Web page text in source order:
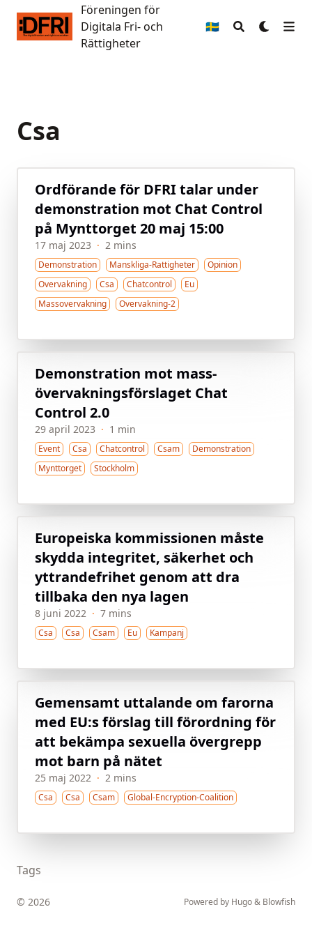
Föreningen för Digitala Fri- och Rättigheter
Föreningen för
Digitala Fri- och
Rättigheter
🇸🇪
Csa
Ordförande för DFRI talar under
demonstration mot Chat Control
på Mynttorget 20 maj 15:00
17 maj 2023 · 2 mins
Demonstration Manskliga-Rattigheter
Opinion
Overvakning
Csa Chatcontrol
Eu
Massovervakning
Overvakning-2
Demon­stration mot mass­
övervaknings­förslaget Chat
Control 2.0
29 april 2023 · 1 min
Event Csa Chatcontrol Csam
Demonstration
Mynttorget
Stockholm
Europeiska kommissionen måste
skydda integritet, säkerhet och
yttrandefrihet genom att dra
tillbaka den nya lagen
8 juni 2022 · 7 mins
Csa Csa Csam Eu Kampanj
Gemensamt uttalande om farorna
med EU:s förslag till förordning för
att bekämpa sexuella övergrepp
mot barn på nätet
25 maj 2022 · 2 mins
Csa Csa Csam Global-Encryption-Coalition
Tags
© 2026 Powered by Hugo& Blowfish